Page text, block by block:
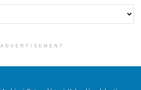
ADVERTISEMENT